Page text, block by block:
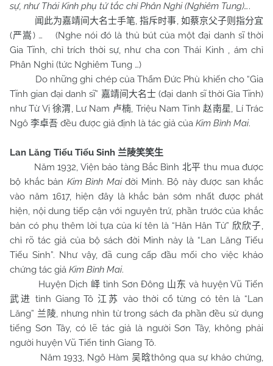
sự, như Thái Kinh phụ tử tắc chỉ Phân Nghi (Nghiêm Tung)….
闻此为嘉靖间大名士手笔,指斥时事, 如蔡京父子则指分宜
(严嵩) … (Nghe nói đó là thủ bút của một đại danh sĩ thời
Gia Tĩnh, chỉ trích thời sự, như cha con Thái Kinh , ám chỉ
Phân Nghi (tức Nghiêm Tung …)
Do những ghi chép của Thẩm Đức Phù khiến cho “Gia
Tĩnh gian đại danh sĩ” 嘉靖间大名士 (đại danh sĩ thời Gia Tĩnh)
như Từ Vị 徐渭, Lư Nam 卢楠, Triệu Nam Tinh赵南星, Lí Trác
Ngô 李卓吾 đều được giả định là tác giả của Kim Bình Mai.
Lan Lăng Tiếu Tiếu Sinh 兰陵笑笑生
Năm 1932, Viện bảo tàng Bắc Bình 北平 thu mua được
bộ khắc bản Kim Bình Mai đời Minh. Bộ này được san khắc
vào năm 1617, hiện đây là khắc bản sớm nhất được phát
hiện, nội dung tiếp cận với nguyên trứ, phần trước của khắc
bản có phụ thêm lời tựa của kí tên là “Hân Hân Tử” 欣欣子,
chỉ rõ tác giả của bộ sách đời Minh này là “Lan Lăng Tiếu
Tiếu Sinh”. Như vậy, đã cung cấp đầu mối cho việc khảo
chứng tác giả Kim Bình Mai.
Huyện Dịch 峄 tỉnh Sơn Đông 山东 và huyện Vũ Tiến
武进 tỉnh Giang Tô江苏
vào thời cổ từng có tên là “Lan
Lăng” 兰陵, nhưng nhìn từ trong sách đa phần đều sử dụng
tiếng Sơn Tây, có lẽ tác giả là người Sơn Tây, không phải
người huyện Vũ Tiến tỉnh Giang Tô.
Năm 1933, Ngô Hàm吴晗thông qua sự khảo chứng,